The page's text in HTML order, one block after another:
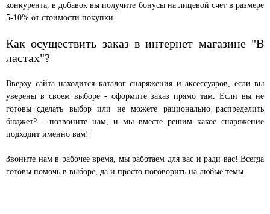
конкурента, в добавок вы получите бонусы на лицевой счет в размере
5-10% от стоимости покупки.
Как осуществить заказ в интернет магазине "В
ластах"?
Вверху сайта находится каталог снаряжения и аксессуаров, если вы
уверены в своем выборе - оформите заказ прямо там. Если вы не
готовы сделать выбор или не можете рационально распределить
бюджет? - позвоните нам, и мы вместе решим какое снаряжение
подходит именно вам!
Звоните нам в рабочее время, мы работаем для вас и ради вас! Всегда
готовы помочь в выборе, да и просто поговорить на любые темы.